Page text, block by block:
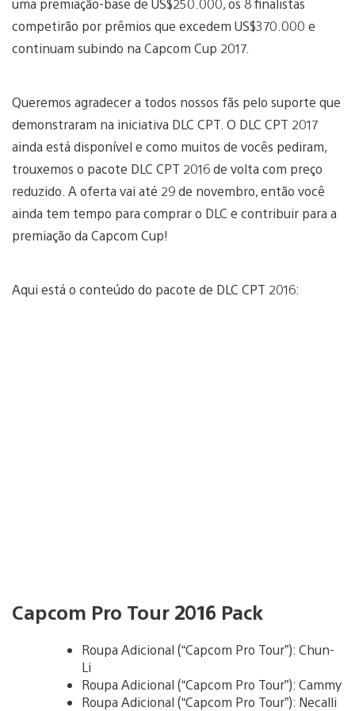
competirão por prêmios que excedem US$370.000 e
continuam subindo na Capcom Cup 2017.
Queremos agradecer a todos nossos fãs pelo suporte que
demonstraram na iniciativa DLC CPT. O DLC CPT 2017
ainda está disponível e como muitos de vocês pediram,
trouxemos o pacote DLC CPT 2016 de volta com preço
reduzido. A oferta vai até 29 de novembro, então você
ainda tem tempo para comprar o DLC e contribuir para a
premiação da Capcom Cup!
Aqui está o conteúdo do pacote de DLC CPT 2016:
Capcom Pro Tour 2016 Pack
Roupa Adicional (“Capcom Pro Tour”): Chun-
Li
Roupa Adicional (“Capcom Pro Tour”): Cammy
Roupa Adicional (“Capcom Pro Tour”): Necalli